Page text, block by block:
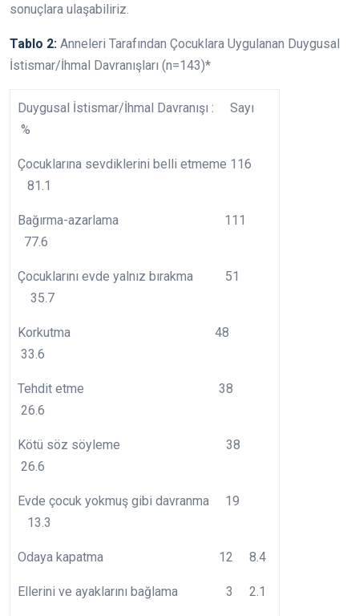
sonuçlara ulaşabiliriz.
Tablo 2: Anneleri Tarafından Çocuklara Uygulanan Duygusal
İstismar/İhmal Davranışları (n=143)*
Duygusal İstismar/İhmal Davranışı : Sayı
%
Çocuklarına sevdiklerini belli etmeme 116
81.1
Bağırma-azarlama 111
77.6
Çocuklarını evde yalnız bırakma 51
35.7
Korkutma 48
33.6
Tehdit etme 38
26.6
Kötü söz söyleme 38
26.6
Evde çocuk yokmuş gibi davranma 19
13.3
Odaya kapatma 12 8.4
Ellerini ve ayaklarını bağlama 3 2.1